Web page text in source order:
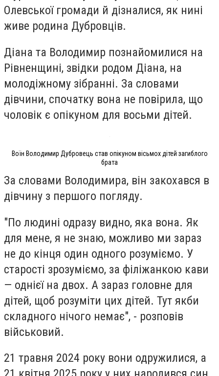
Олевської громади й дізналися, як нині
живе родина Дубровців.
Діана та Володимир познайомилися на
Рівненщині, звідки родом Діана, на
молодіжному зібранні. За словами
дівчини, спочатку вона не повірила, що
чоловік є опікуном для восьми дітей.
Воїн Володимир Дубровець став опікуном вісьмох дітей загиблого
брата
За словами Володимира, він закохався в
дівчину з першого погляду.
"По людині одразу видно, яка вона. Як
для мене, я не знаю, можливо ми зараз
не до кінця один одного розуміємо. У
старості зрозуміємо, за філіжанкою кави
— однієї на двох. А зараз головне для
дітей, щоб розуміти цих дітей. Тут якби
складного нічого немає", - розповів
військовий.
21 травня 2024 року вони одружилися, а